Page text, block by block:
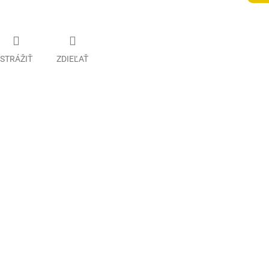
STRÁŽIŤ ZDIEĽAŤ